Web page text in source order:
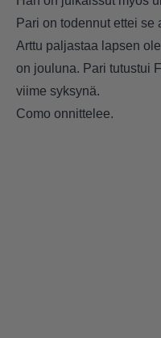
Pari on todennut ettei
Arttu paljastaa lapsen
on jouluna. Pari tutustui
viime syksynä.
Como onnittelee.